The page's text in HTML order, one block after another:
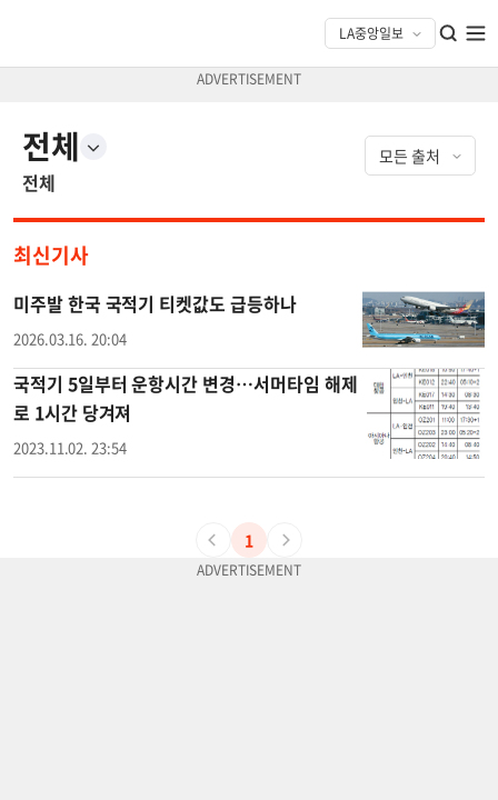
전체
전체
최신기사
미주발 한국 국적기 티켓값도 급등하나
2026.03.16. 20:04
국적기 5일부터 운항시간 변경…서머타임 해제
로 1시간 당겨져
2023.11.02. 23:54
1